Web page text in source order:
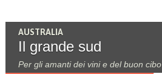
AUSTRALIA
Il grande sud
Per gli amanti dei vini e del buon cibo